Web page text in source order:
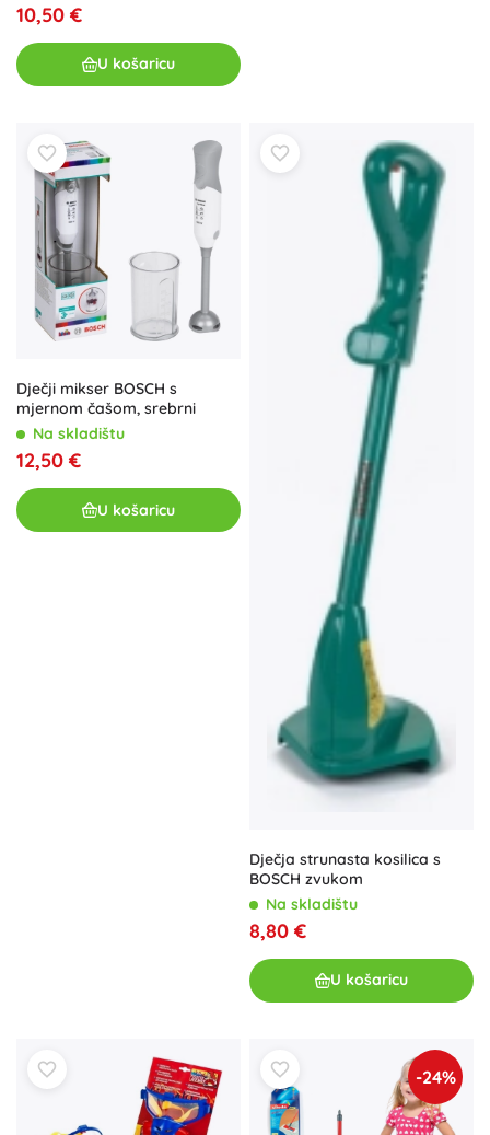
10,50 €
U košaricu
Dječji mikser BOSCH s
mjernom čašom, srebrni
Na skladištu
12,50 €
U košaricu
Dječja strunasta kosilica s
BOSCH zvukom
Na skladištu
8,80 €
U košaricu
-24%